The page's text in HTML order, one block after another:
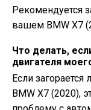
Рекомендуется
вашем BMW X7
Что делать,
двигателя
Если
BMW X7 (2020),